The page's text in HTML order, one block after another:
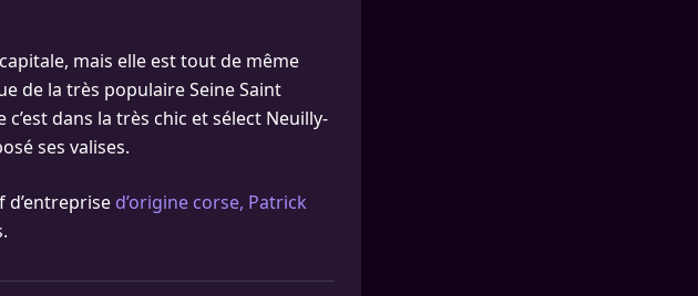
mais elle est tout de même
de la très populaire Seine Saint
dans la très chic et sélect Neuilly-
ses valises.
d’entreprise d’origine corse, Patrick